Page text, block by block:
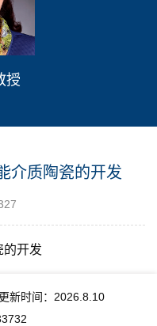
授
介质陶瓷的开发
的开发
新时间： 2026 8 10